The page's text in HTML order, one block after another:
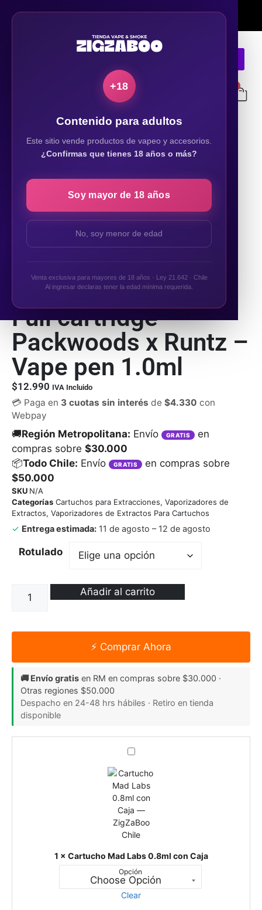
+18
Contenido para adultos
Este sitio vende productos de vapeo y accesorios.
¿Confirmas que tienes 18 años o más?
Soy mayor de 18 años
No, soy menor de edad
Venta exclusiva para mayores de 18 años · Ley 21.642 · Chile
Al ingresar declaras tener la edad mínima requerida.
🚚Envío GRATIS en RM sobre$30.000 Ver comunas
Full cartridge
Packwoods x Runtz –
Vape pen 1.0ml
$12.990 IVA Incluido
💳 Paga en 3 cuotas sin interés de $4.330 con
Webpay
🚚Región Metropolitana: Envío GRATIS
en
compras sobre $30.000
📦Todo Chile: Envío GRATIS
en compras sobre
$50.000
SKU N/A
Categorías Cartuchos para Extracciones, Vaporizadores de
Extractos, Vaporizadores de Extractos Para Cartuchos
✓ Entrega estimada: 11 de agosto – 12 de agosto
Rotulado
Añadir al carrito
⚡ Comprar Ahora
🚚 Envío gratis en RM en compras sobre $30.000 ·
Otras regiones $50.000
Despacho en 24-48 hrs hábiles · Retiro en tienda
disponible
C
r
t
u
c
h
o
M
a
d
L
a
1 × Cartucho Mad Labs 0.8ml con Caja
Opción
Clear